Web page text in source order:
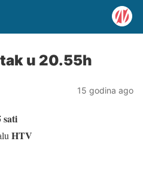
u 20.55h
15 godina ago
sati
HTV